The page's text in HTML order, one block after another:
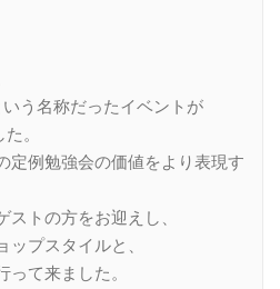
う名称だったイベントが
。
定例勉強会の価値をより表現す
トの方をお迎えし、
プスタイルと、
て来ました。